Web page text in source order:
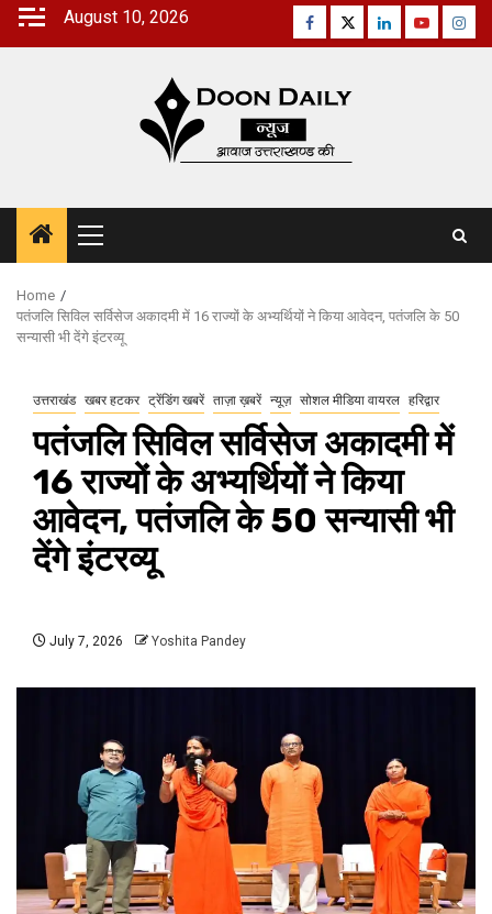
Skip
August 10, 2026 Facebook
TwitterLinkedinYoutube
Primary
Menu
Home
पतंजलि सिविल सर्विसेज अकादमी में 16 राज्यों के अभ्यर्थियों ने किया आवेदन, पतंजलि के 50
सन्यासी भी देंगे इंटरव्यू
उत्तराखंड खबर हटकर ट्रेंडिंग खबरें ताज़ा ख़बरें न्यूज़ सोशल मीडिया वायरल हरिद्वार
पतंजलि सिविल सर्विसेज अकादमी में
16 राज्यों के अभ्यर्थियों ने किया
आवेदन, पतंजलि के 50 सन्यासी भी
देंगे इंटरव्यू
July 7, 2026 Yoshita Pandey